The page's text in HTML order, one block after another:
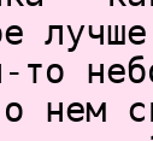
то
нем